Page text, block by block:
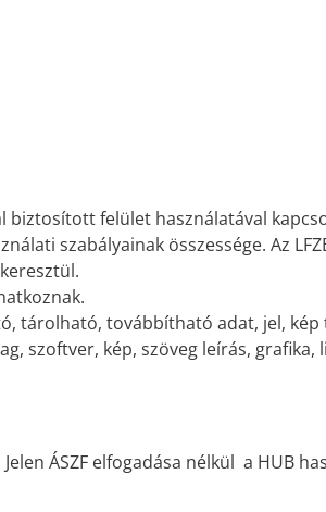
biztosított felület használatával
szabályainak összessége. Az
tárolható, továbbítható adat, jel,
szoftver, kép, szöveg leírás, grafika,
ÁSZF elfogadása nélkül a HUB